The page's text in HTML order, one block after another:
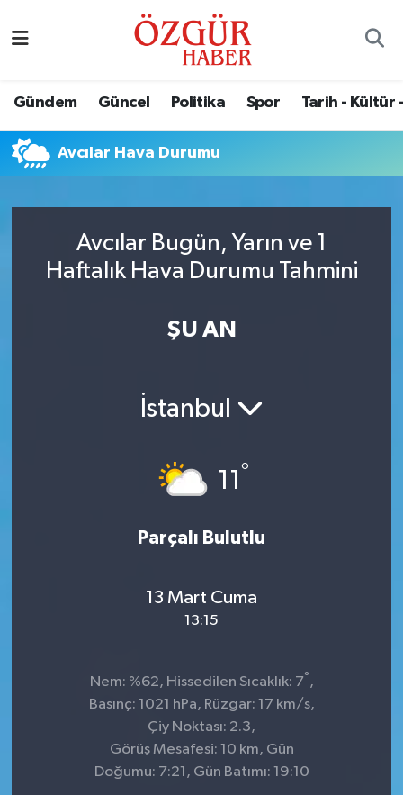
Gündem Güncel Politika Spor Tarih - Kültür
Avcılar Hava Durumu
Avcılar Bugün, Yarın ve 1
Haftalık Hava Durumu Tahmini
ŞU AN
İstanbul
11 °
Parçalı Bulutlu
13 Mart Cuma
13:15
Nem: %62, Hissedilen Sıcaklık: 7° ,
Basınç: 1021 hPa, Rüzgar: 17 km/s,
Çiy Noktası: 2.3,
Görüş Mesafesi: 10 km, Gün
Doğumu: 7:21, Gün Batımı: 19:10
Eğitim
Ekonomi
Güncel
Tarih - Kültür - Sanat - Turizm
Nöbetçi Eczaneler
Namaz Vakitleri
Trafik Durumu
Süper Lig Puan Durumu ve Fikstür
Son Dakika Haberleri